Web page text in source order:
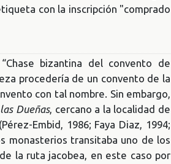
con la inscripción "comprado
bizantina del convento de
procedería de un convento de la
con tal nombre. Sin embargo,
Dueñas, cercano a la localidad de
Embid, 1986; Faya Diaz, 1994;
monasterios transitaba uno de los
la ruta jacobea, en este caso por